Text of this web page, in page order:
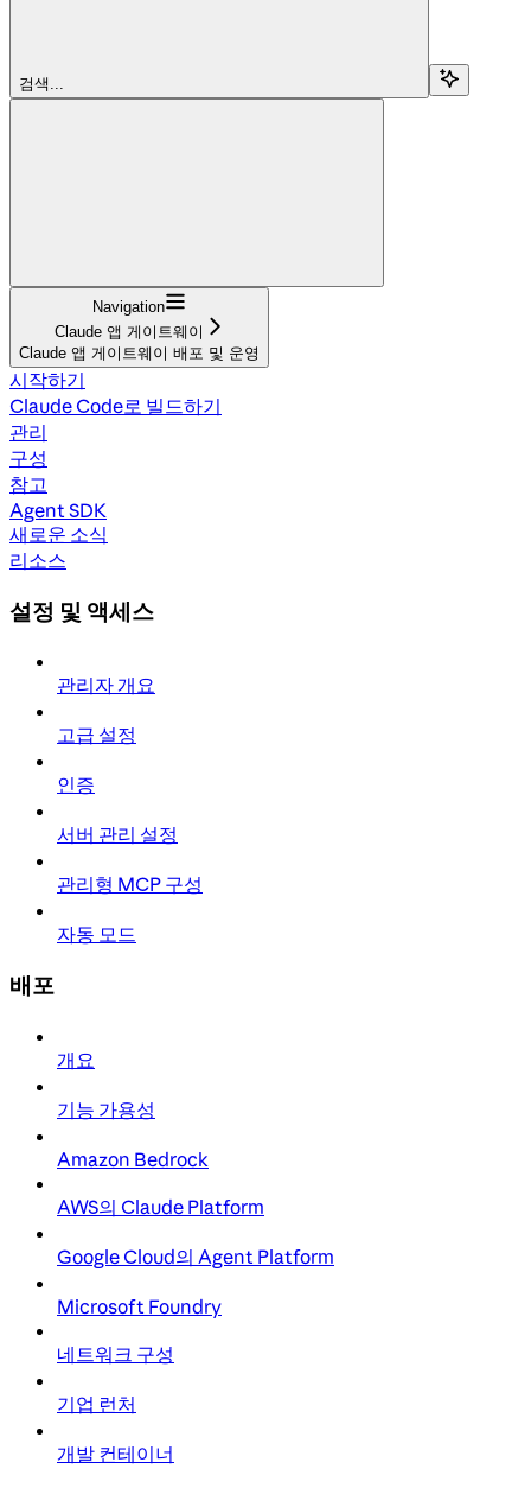
검색...
Navigation
Claude 앱 게이트웨이
Claude 앱 게이트웨이 배포 및 운영
시작하기
Claude Code로 빌드하기
관리
구성
참고
Agent SDK
새로운 소식
리소스
설정 및 액세스
관리자 개요
고급 설정
인증
서버 관리 설정
관리형 MCP 구성
자동 모드
배포
개요
기능 가용성
Amazon Bedrock
AWS의 Claude Platform
Google Cloud의 Agent Platform
Microsoft Foundry
네트워크 구성
기업 런처
개발 컨테이너